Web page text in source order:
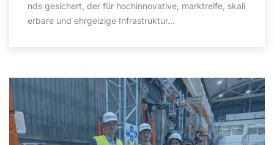
nds gesichert, der für hochinnovative, marktreife, skali
erbare und ehrgeizige Infrastruktur...